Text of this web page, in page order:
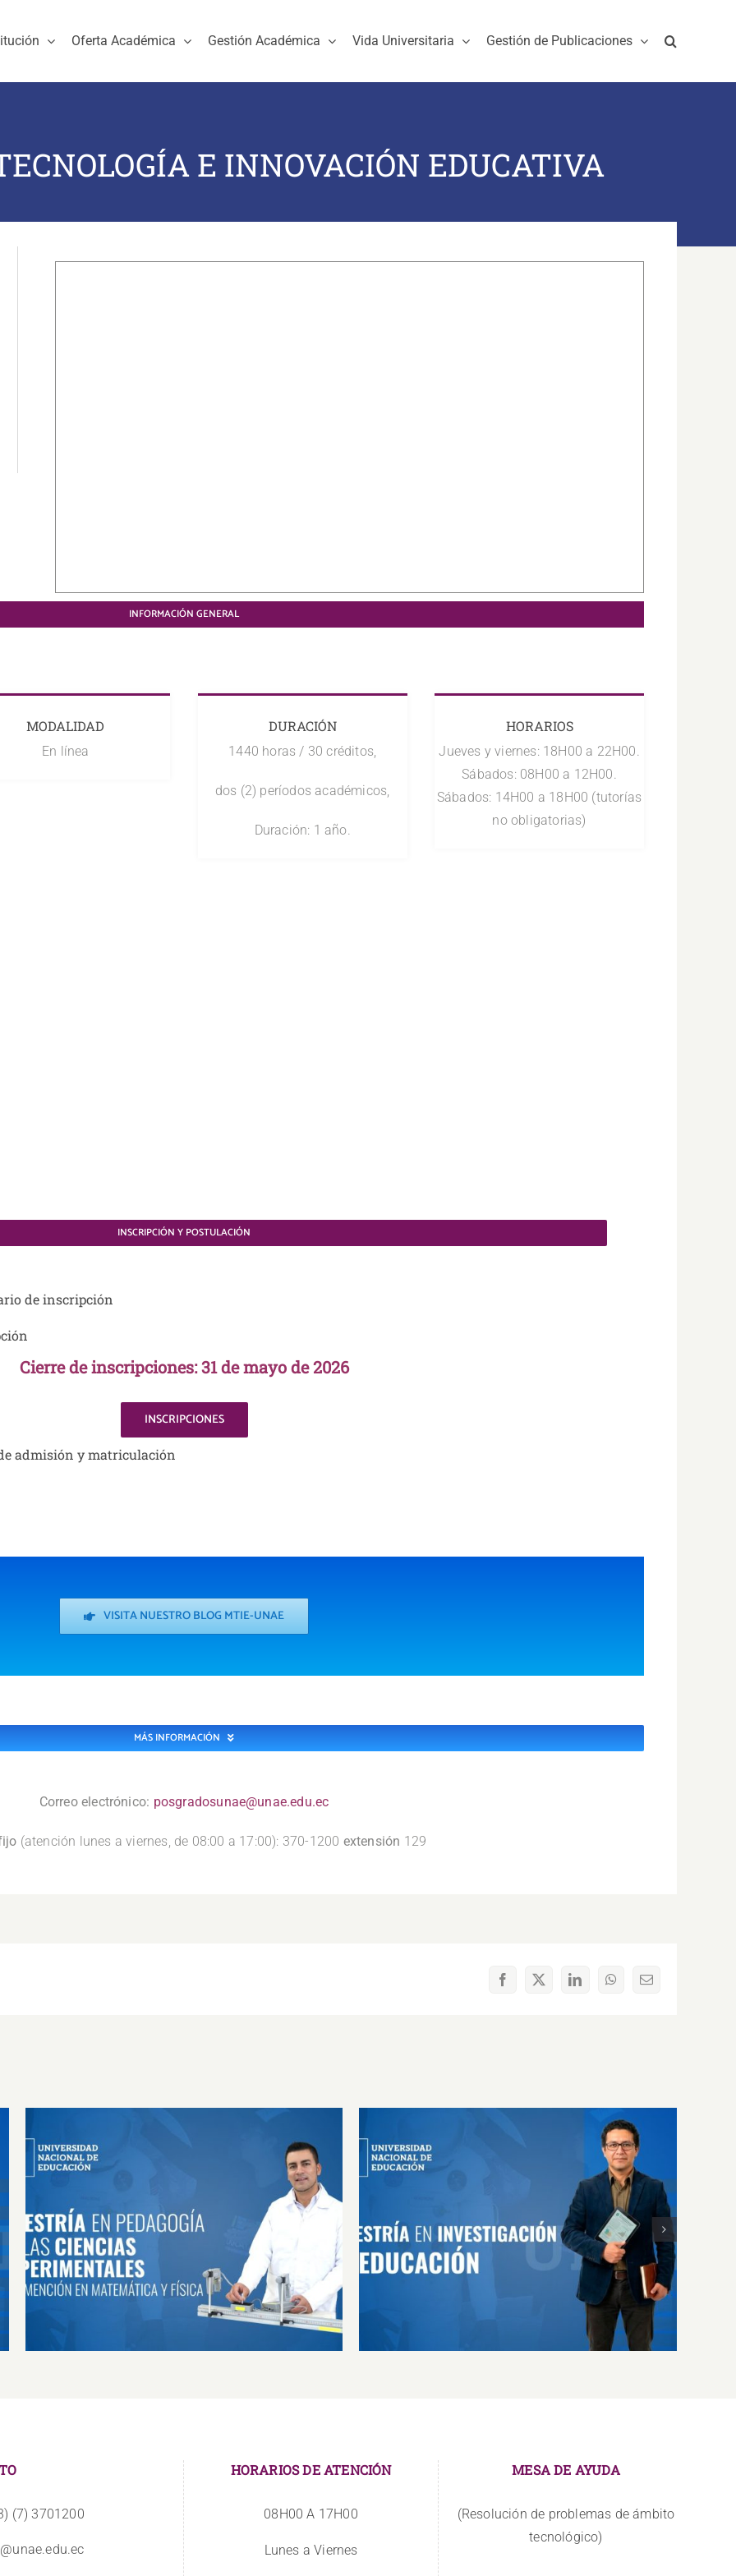
Oferta Académica Gestión Académica Vida Universitaria Gestión de Publicaciones
E INNOVACIÓN EDUCATIVA
INFORMACIÓN GENERAL
MODALIDAD
En línea
DURACIÓN
1440 horas / 30 créditos,
dos (2) períodos académicos,
Duración: 1 año.
HORARIOS
Jueves y viernes: 18H00 a 22H00.
Sábados: 08H00 a 12H00.
Sábados: 14H00 a 18H00 (tutorías
no obligatorias)
INSCRIPCIÓN Y POSTULACIÓN
de inscripción
Cierre de inscripciones: 31 de mayo de 2026
INSCRIPCIONES
admisión y matriculación
VISITA NUESTRO BLOG MTIE-UNAE
MÁS INFORMACIÓN
Correo electrónico: posgradosunae@unae.edu.ec
(atención lunes a viernes, de 08:00 a 17:00): 370-1200 extensión 129
Facebook
X LinkedInWhatsAppCorreo
MAESTRÍA EN PEDAGOGÍA DE LAS
CIENCIAS EXPERIMENTALES CON
MENCIÓN EN MATEMÁTICA Y FÍSICA
MAESTRÍA EN INVESTIGACIÓN EN
(7) 3701200
HORARIOS DE ATENCIÓN
08H00 A 17H00
Lunes a Viernes
MESA DE AYUDA
(Resolución de problemas de ámbito
tecnológico)